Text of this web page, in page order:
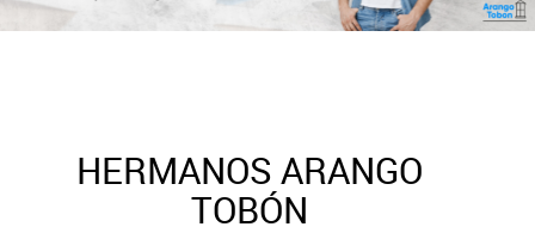
HERMANOS ARANGO
TOBÓN